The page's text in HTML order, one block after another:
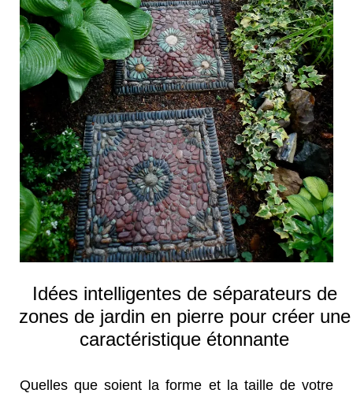
Idées intelligentes de séparateurs de
zones de jardin en pierre pour créer une
caractéristique étonnante
Quelles que soient la forme et la taille de votre